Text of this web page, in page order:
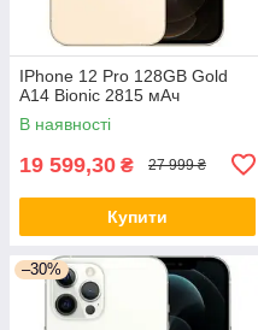
IPhone 12 Pro 128GB Gold
A14 Bionic 2815 мАч
В наявності
19 599,30 ₴ 27 999 ₴
Купити
–30%